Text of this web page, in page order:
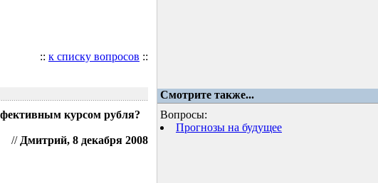
:: к списку вопросов ::
Смотрите также...
курсом рубля?
// Дмитрий, 8 декабря 2008
Вопросы:
Прогнозы на будущее